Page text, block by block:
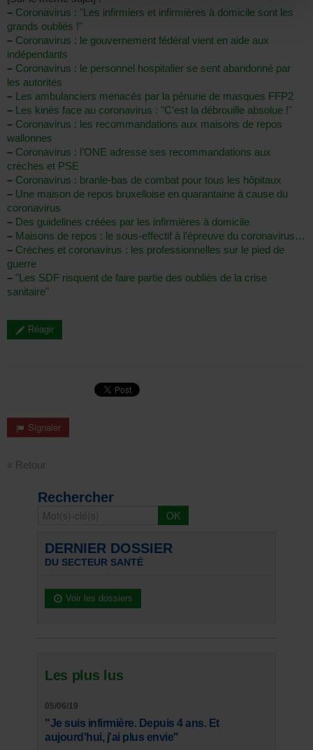
– Coronavirus : "Les infirmiers et infirmières à domicile sont les
grands oubliés !"
– Coronavirus : le gouvernement fédéral vient en aide aux
indépendants
– Coronavirus : le personnel hospitalier se sent abandonné par
les autorités
– Les ambulanciers menacés par la pénurie de masques FFP2
– Les kinés face au coronavirus : "C’est la débrouille absolue !"
– Coronavirus : les recommandations aux maisons de repos
wallonnes
– Coronavirus : l’ONE adresse ses recommandations aux
crèches et PSE
– Coronavirus : branle-bas de combat pour tous les hôpitaux
– Une maison de repos bruxelloise en quarantaine à cause du
coronavirus
– Des guidelines créées par les infirmières à domicile
– Maisons de repos : le sous-effectif à l’épreuve du coronavirus…
– Crèches et coronavirus : les professionnelles sur le pied de
guerre
– "Les SDF risquent de faire partie des oubliés de la crise
sanitaire"
Réagir
Signaler
« Retour
Rechercher
DERNIER DOSSIER
DU SECTEUR SANTÉ
Voir les dossiers
Les plus lus
05/06/19
"Je suis infirmière. Depuis 4 ans. Et
aujourd'hui, j'ai plus envie"